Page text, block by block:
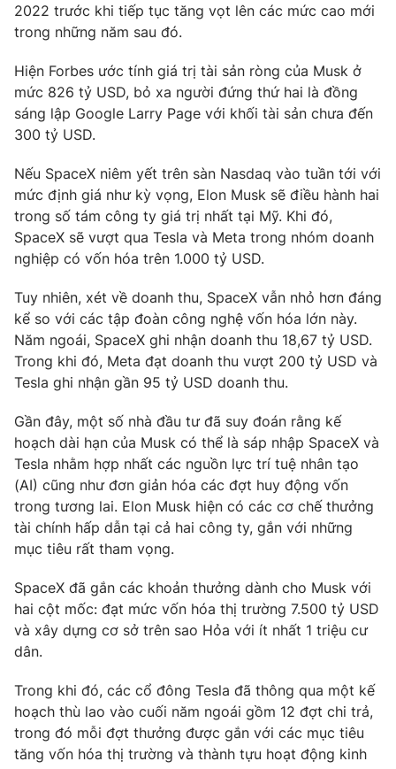
Theo dõi báo trên
Cơ quan chủ quản:
Đài Truyền hình Việt Nam
Cơ quan báo chí:Thời báo VTV
Giấy phép hoạt động báo in và báo điện tử số 483/GP-BTTTT
cấp ngày 29/12/2023
Tổng Biên tập:Vũ Thanh Thủy
Nguyễn Trọng Ninh
Tổng đài VTV:024.38 355 931 - 024.38 355 932
Ðiện thoại Thời báo VTV:024.66 897 897
Email: toasoan@vtv.vn
® Cấm sao chép dưới mọi hình thức nếu không có sự chấp
thông tin từ website này.
2022 trước khi tiếp tục tăng vọt lên các mức cao mới
trong những năm sau đó.
Hiện Forbes ước tính giá trị tài sản ròng của Musk ở
mức 826 tỷ USD, bỏ xa người đứng thứ hai là đồng
sáng lập Google Larry Page với khối tài sản chưa đến
300 tỷ USD.
Nếu SpaceX niêm yết trên sàn Nasdaq vào tuần tới với
mức định giá như kỳ vọng, Elon Musk sẽ điều hành hai
trong số tám công ty giá trị nhất tại Mỹ. Khi đó,
SpaceX sẽ vượt qua Tesla và Meta trong nhóm doanh
nghiệp có vốn hóa trên 1.000 tỷ USD.
Tuy nhiên, xét về doanh thu, SpaceX vẫn nhỏ hơn đáng
kể so với các tập đoàn công nghệ vốn hóa lớn này.
Năm ngoái, SpaceX ghi nhận doanh thu 18,67 tỷ USD.
Trong khi đó, Meta đạt doanh thu vượt 200 tỷ USD và
Tesla ghi nhận gần 95 tỷ USD doanh thu.
Gần đây, một số nhà đầu tư đã suy đoán rằng kế
hoạch dài hạn của Musk có thể là sáp nhập SpaceX và
Tesla nhằm hợp nhất các nguồn lực trí tuệ nhân tạo
(AI) cũng như đơn giản hóa các đợt huy động vốn
trong tương lai. Elon Musk hiện có các cơ chế thưởng
tài chính hấp dẫn tại cả hai công ty, gắn với những
mục tiêu rất tham vọng.
SpaceX đã gắn các khoản thưởng dành cho Musk với
hai cột mốc: đạt mức vốn hóa thị trường 7.500 tỷ USD
và xây dựng cơ sở trên sao Hỏa với ít nhất 1 triệu cư
dân.
Trong khi đó, các cổ đông Tesla đã thông qua một kế
hoạch thù lao vào cuối năm ngoái gồm 12 đợt chi trả,
trong đó mỗi đợt thưởng được gắn với các mục tiêu
tăng vốn hóa thị trường và thành tựu hoạt động kinh